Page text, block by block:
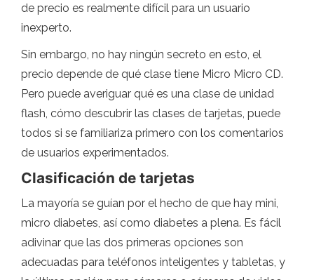
de precio es realmente difícil para un usuario
inexperto.
Sin embargo, no hay ningún secreto en esto, el
precio depende de qué clase tiene Micro Micro CD.
Pero puede averiguar qué es una clase de unidad
flash, cómo descubrir las clases de tarjetas, puede
todos si se familiariza primero con los comentarios
de usuarios experimentados.
Clasificación de tarjetas
La mayoría se guían por el hecho de que hay mini,
micro diabetes, así como diabetes a plena. Es fácil
adivinar que las dos primeras opciones son
adecuadas para teléfonos inteligentes y tabletas, y